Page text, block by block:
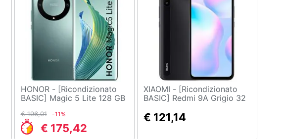
HONOR - [Ricondizionato
BASIC] Magic 5 Lite 128 GB
OLED Slot Nano SD
Fotocamera 64 Mpx
Android Verde
€ 196,01 -11%
€ 175,42
XIAOMI - [Ricondizionato
BASIC] Redmi 9A Grigio 32
HD+ Slot Micro SD
Fotocamera 13 Mpx Android
€ 121,14